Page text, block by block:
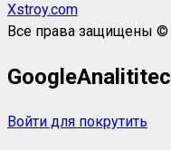
Xstroy.com
Все права защищены ©
GoogleAnalititec
Войти для покрутить